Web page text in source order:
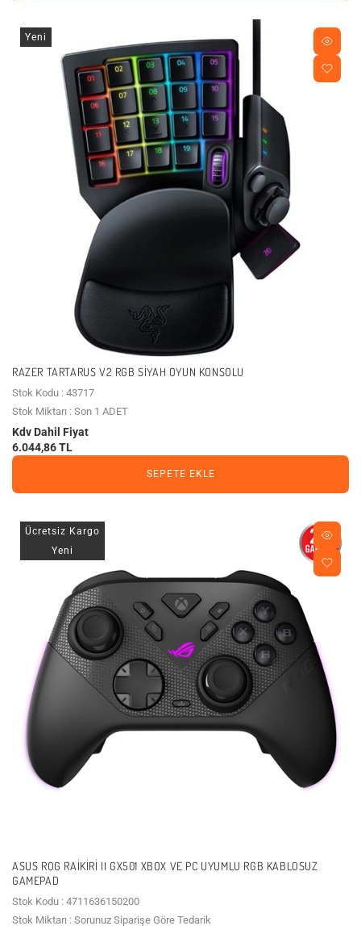
Yeni
RAZER TARTARUS V2 RGB SIYAH OYUN KONSOLU
Stok Kodu : 43717
Stok Miktarı : Son 1 ADET
Kdv Dahil Fiyat
6.044,86 TL
SEPETE EKLE
Ücretsiz Kargo
Yeni
ASUS ROG RAIKIRI II GX501 XBOX VE PC UYUMLU RGB KABLOSUZ
GAMEPAD
Stok Kodu : 4711636150200
Stok Miktarı : Sorunuz Siparişe Göre Tedarik